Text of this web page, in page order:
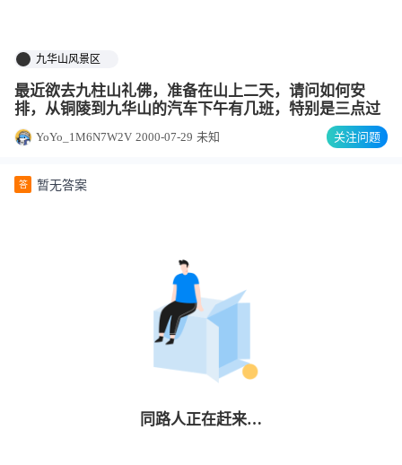
九华山风景区
最近欲去九柱山礼佛，准备在山上二天，请问如何安
排，从铜陵到九华山的汽车下午有几班，特别是三点过
YoYo_1M6N7W2V 2000-07-29 未知 关注问题
答 暂无答案
同路人正在赶来…